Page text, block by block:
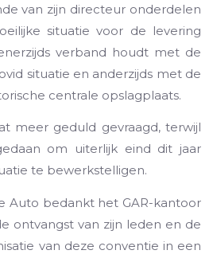
van zijn directeur onderdelen
situatie voor de levering
verband houdt met de
situatie en anderzijds met de
centrale opslagplaats.
meer geduld gevraagd, terwijl
om uiterlijk eind dit jaar
te bewerkstelligen.
Auto bedankt het GAR-kantoor
ontvangst van zijn leden en de
van deze conventie in een